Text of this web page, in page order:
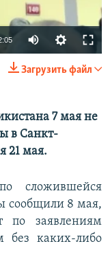
480p
720p
Загрузить файл
7 мая не
в Санкт-
21 мая.
сложившейся
сообщили 8 мая,
по заявлениям
без каких-либо